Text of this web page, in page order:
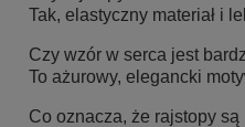
Tak, elastyczny materiał i
Czy wzór w serca jest
To ażurowy, elegancki
Co oznacza, że rajstopy